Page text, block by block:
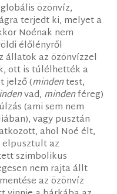
özönvíz,
terjedt ki, melyet a
Noénak nem
élőlényről
állatok az özönvízzel
ott is túlélhették a
jelző (mindentest,
vad, mindenféreg)
(ami sem nem
vagy pusztán
ahol Noé élt,
elpusztult az
szimbolikus
nem rajta állt
az özönvíz